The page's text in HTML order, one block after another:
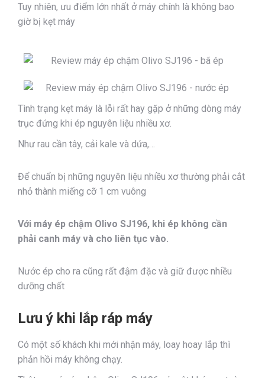
Tuy nhiên, ưu điểm lớn nhất ở máy chính là không bao
giờ bị kẹt máy
Tình trạng kẹt máy là lỗi rất hay gặp ở những dòng máy
trục đứng khi ép nguyên liệu nhiều xơ.
Như rau cần tây, cải kale và dứa,…
Để chuẩn bị những nguyên liệu nhiều xơ thường phải cắt
nhỏ thành miếng cỡ 1 cm vuông
Với máy ép chậm Olivo SJ196, khi ép không cần
phải canh máy và cho liên tục vào.
Nước ép cho ra cũng rất đậm đặc và giữ được nhiều
dưỡng chất
Lưu ý khi lắp ráp máy
Có một số khách khi mới nhận máy, loay hoay lắp thì
phản hồi máy không chạy.